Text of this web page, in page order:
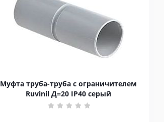
Муфта труба-труба с ограничителем
Ruvinil Д=20 IP40 серый